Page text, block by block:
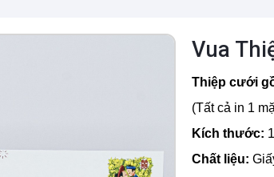
Vua
Thiệp cưới
(Tất cả in 1
Kích thước:
Chất liệu: